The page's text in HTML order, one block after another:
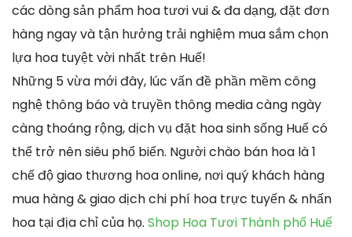
các dòng sản phẩm hoa tươi vui & đa dạng, đặt đơn
hàng ngay và tận hưởng trải nghiệm mua sắm chọn
lựa hoa tuyệt vời nhất trên Huế!
Những 5 vừa mới đây, lúc vấn đề phần mềm công
nghệ thông báo và truyền thông media càng ngày
càng thoáng rộng, dịch vụ đặt hoa sinh sống Huế có
thể trở nên siêu phổ biến. Người chào bán hoa là 1
chế độ giao thương hoa online, nơi quý khách hàng
mua hàng & giao dịch chi phí hoa trực tuyến & nhấn
hoa tại địa chỉ của họ. Shop Hoa Tươi Thành phố Huế